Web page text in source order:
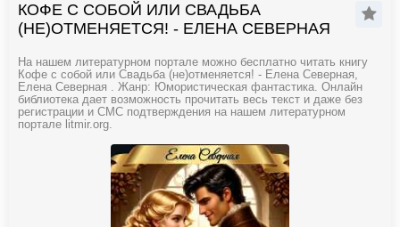
КОФЕ С СОБОЙ ИЛИ СВАДЬБА
(НЕ)ОТМЕНЯЕТСЯ! - ЕЛЕНА СЕВЕРНАЯ
На нашем литературном портале можно бесплатно читать книгу
Кофе с собой или Свадьба (не)отменяется! - Елена Северная,
Елена Северная . Жанр: Юмористическая фантастика. Онлайн
библиотека дает возможность прочитать весь текст и даже без
регистрации и СМС подтверждения на нашем литературном
портале litmir.org.